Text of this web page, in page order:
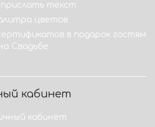
прислать текст
цветов
в подарок гостям
Свадьбе
кабинет
кабинет